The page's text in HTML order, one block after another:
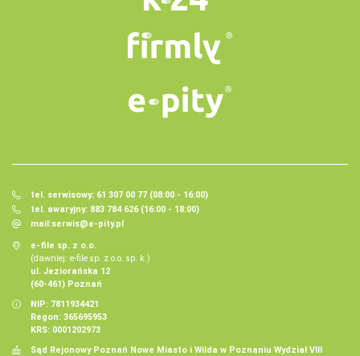
tel. serwisowy: 61 307 00 77 (08:00 - 16:00)
tel. awaryjny: 883 784 626 (16:00 - 18:00)
mail:serwis@e-pity.pl
e-file sp. z o.o.
(dawniej: e-file sp. z o.o. sp. k.)
ul. Jeziorańska 12
(60-461) Poznań
NIP: 7811934421
Regon: 365695953
KRS: 0001202973
Sąd Rejonowy Poznań Nowe Miasto i Wilda w Poznaniu Wydział VIII